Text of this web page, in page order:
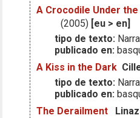
A Crocodile Under the
(2005) [eu > en]
tipo de texto:
publicado en:
A Kiss in the Dark
tipo de texto:
publicado en:
The Derailment